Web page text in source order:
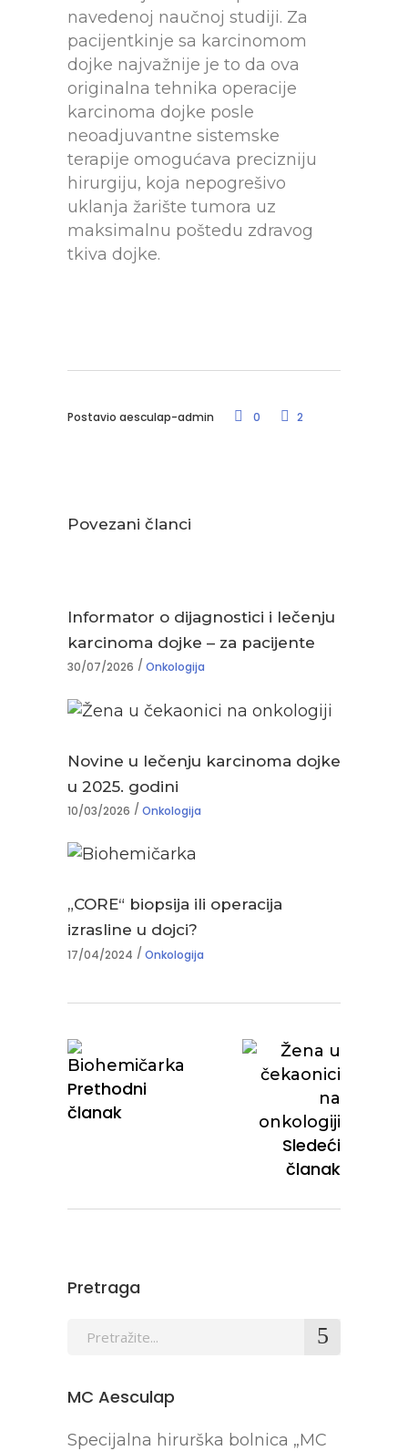
navedenoj naučnoj studiji. Za
pacijentkinje sa karcinomom
dojke najvažnije je to da ova
originalna tehnika operacije
karcinoma dojke posle
neoadjuvantne sistemske
terapije omogućava precizniju
hirurgiju, koja nepogrešivo
uklanja žarište tumora uz
maksimalnu poštedu zdravog
tkiva dojke.
Postavio aesculap-admin 0 2
Povezani članci
Informator o dijagnostici i lečenju
karcinoma dojke – za pacijente
30/07/2026 Onkologija
Novine u lečenju karcinoma dojke
u 2025. godini
10/03/2026 Onkologija
„CORE“ biopsija ili operacija
izrasline u dojci?
17/04/2024 Onkologija
Prethodni
članak
Sledeći
članak
Pretraga
MC Aesculap
Specijalna hirurška bolnica „MC